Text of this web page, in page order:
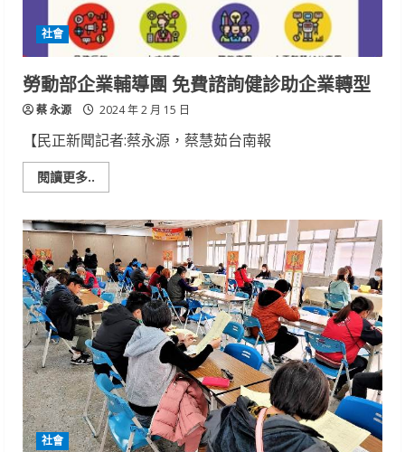
早
發
放
社會
勞動部企業輔導團 免費諮詢健診助企業轉型
蔡 永源 2024 年 2 月 15 日
【民正新聞記者:蔡永源，蔡慧茹台南報
閱讀更多..
more
動
部
企
業
輔
導
團
免
費
諮
詢
健
診
助
企
業
轉
型
社會